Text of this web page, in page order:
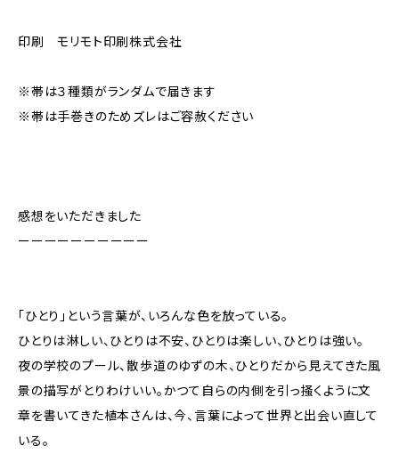
印刷 モリモト印刷株式会社
※帯は３種類がランダムで届きます
※帯は手巻きのためズレはご容赦ください
感想をいただきました
ーーーーーーーーーー
「ひとり」という言葉が、いろんな色を放っている。
ひとりは淋しい、ひとりは不安、ひとりは楽しい、ひとりは強い。
夜の学校のプール、散歩道のゆずの木、ひとりだから見えてきた風
景の描写がとりわけいい。かつて自らの内側を引っ掻くように文
章を書いてきた植本さんは、今、言葉によって世界と出会い直して
いる。